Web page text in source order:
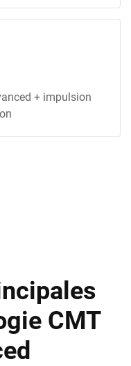
+ impulsion
CMT